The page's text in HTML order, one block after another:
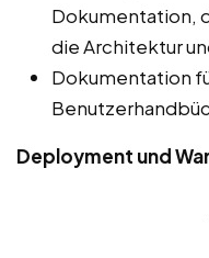
Dokumentation,
die Architektur
Dokumentation
Deployment und